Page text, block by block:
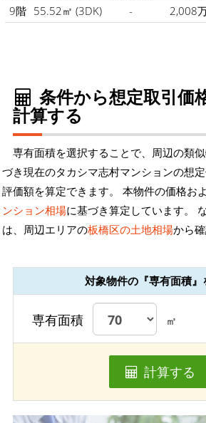
9階 55.52㎡ (3DK) - 2,008
条件から想定取引価
計算する
専有面積を選択することで、周辺の類
づき現在のタカシマ志村マンションの想
評価額を算定できます。 本物件の価格お
ンション相場に基づき算定しています。
は、周辺エリアの板橋区の土地相場から
対象物件の『専有面積』
専有面積 ㎡
計算する